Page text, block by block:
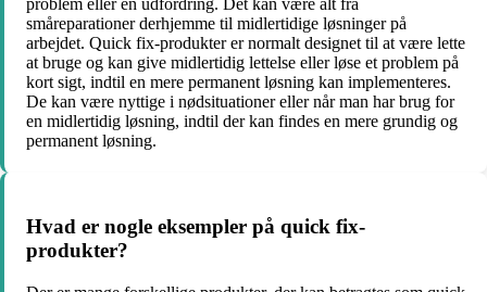
problem eller en udfordring. Det kan være alt fra
småreparationer derhjemme til midlertidige løsninger på
arbejdet. Quick fix-produkter er normalt designet til at være lette
at bruge og kan give midlertidig lettelse eller løse et problem på
kort sigt, indtil en mere permanent løsning kan implementeres.
De kan være nyttige i nødsituationer eller når man har brug for
en midlertidig løsning, indtil der kan findes en mere grundig og
permanent løsning.
Hvad er nogle eksempler på quick fix-
produkter?